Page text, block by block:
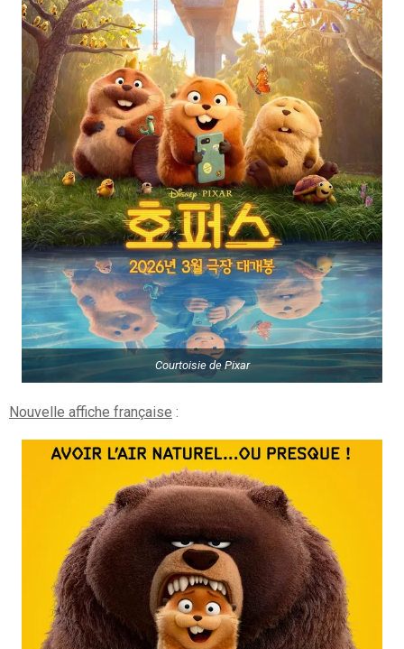
Courtoisie de Pixar
Nouvelle affiche française :